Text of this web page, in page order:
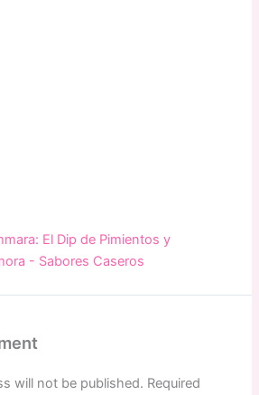
El Dip de Pimientos y
- Sabores Caseros
will not be published. Required